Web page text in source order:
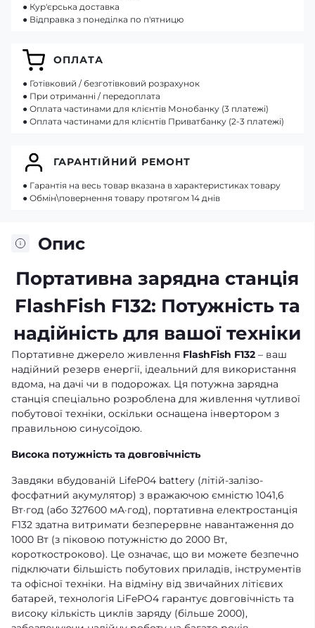
Опис
Портативна зарядна станція
FlashFish F132: Потужність та
надійність для вашої техніки
Портативне джерело живлення FlashFish F132 – ваш
надійний резерв енергії, ідеальний для використання
вдома, на дачі чи в подорожах. Ця потужна зарядна
станція спеціально розроблена для живлення чутливої
побутової техніки, оскільки оснащена інвертором з
правильною синусоїдою.
Висока потужність та довговічність
Завдяки вбудованій LifeP04 battery (літій-залізо-
фосфатний акумулятор) з вражаючою ємністю 1041,6
Вт·год (або 327600 мА·год), портативна електростанція
F132 здатна витримати безперервне навантаження до
1000 Вт (з піковою потужністю до 2000 Вт,
короткостроково). Це означає, що ви можете безпечно
підключати більшість побутових приладів, інструментів
та офісної техніки. На відміну від звичайних літієвих
батарей, технологія LiFePO4 гарантує довговічність та
високу кількість циклів заряду (більше 2000),
● Кур'єрська доставка
● Відправка з понеділка по п'ятницю
ОПЛАТА
● Готівковий / безготівковий розрахунок
● При отриманні / передоплата
● Оплата частинами для клієнтів Монобанку (3 платежі)
● Оплата частинами для клієнтів Приватбанку (2-3 платежі)
ГАРАНТІЙНИЙ РЕМОНТ
● Гарантія на весь товар вказана в характеристиках товару
● Обмін\повернення товару протягом 14 днів